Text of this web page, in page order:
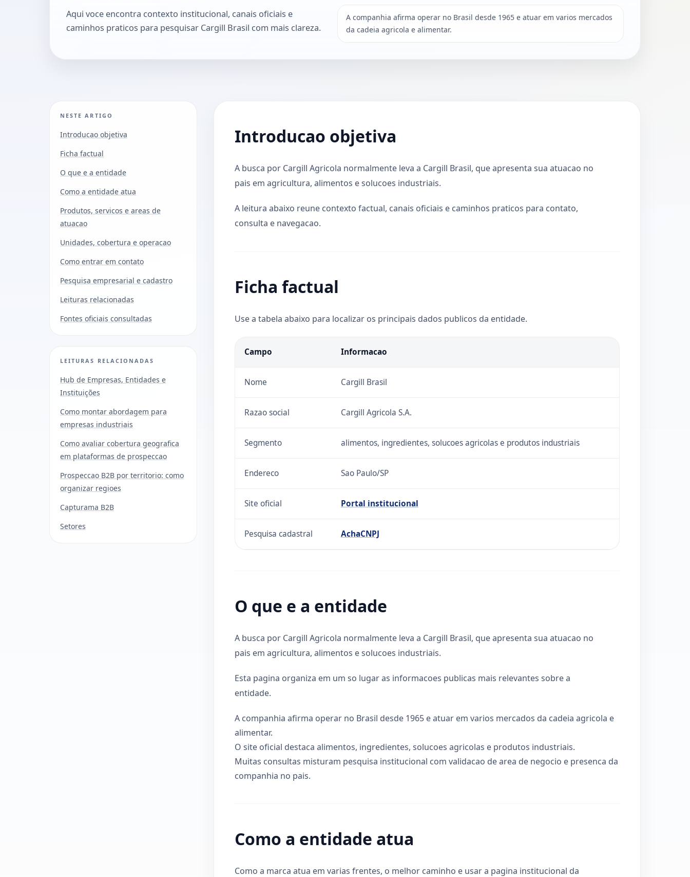
Aqui voce encontra contexto institucional, canais oficiais e
caminhos praticos para pesquisar Cargill Brasil com mais clareza.
A companhia afirma operar no Brasil desde 1965 e atuar em varios mercados
da cadeia agricola e alimentar.
NESTE ARTIGO
Introducao objetiva
Ficha factual
O que e a entidade
Como a entidade atua
Produtos, servicos e areas de
atuacao
Unidades, cobertura e operacao
Como entrar em contato
Pesquisa empresarial e cadastro
Leituras relacionadas
Fontes oficiais consultadas
LEITURAS RELACIONADAS
Hub de Empresas, Entidades e
Instituições
Como montar abordagem para
empresas industriais
Como avaliar cobertura geografica
em plataformas de prospeccao
Prospeccao B2B por territorio: como
organizar regioes
Capturama B2B
Setores
Introducao objetiva
A busca por Cargill Agricola normalmente leva a Cargill Brasil, que apresenta sua atuacao no
pais em agricultura, alimentos e solucoes industriais.
A leitura abaixo reune contexto factual, canais oficiais e caminhos praticos para contato,
consulta e navegacao.
Ficha factual
Use a tabela abaixo para localizar os principais dados publicos da entidade.
Campo Informacao
Nome Cargill Brasil
Razao social Cargill Agricola S.A.
Segmento alimentos, ingredientes, solucoes agricolas e produtos industriais
Endereco Sao Paulo/SP
Site oficial Portal institucional
Pesquisa cadastral AchaCNPJ
O que e a entidade
A busca por Cargill Agricola normalmente leva a Cargill Brasil, que apresenta sua atuacao no
pais em agricultura, alimentos e solucoes industriais.
Esta pagina organiza em um so lugar as informacoes publicas mais relevantes sobre a
entidade.
A companhia afirma operar no Brasil desde 1965 e atuar em varios mercados da cadeia agricola e
alimentar.
O site oficial destaca alimentos, ingredientes, solucoes agricolas e produtos industriais.
Muitas consultas misturam pesquisa institucional com validacao de area de negocio e presenca da
companhia no pais.
Como a entidade atua
Como a marca atua em varias frentes, o melhor caminho e usar a pagina institucional da